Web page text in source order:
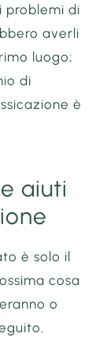
problemi di
averli
luogo;
di
è
aiuti
è solo il
cosa
o